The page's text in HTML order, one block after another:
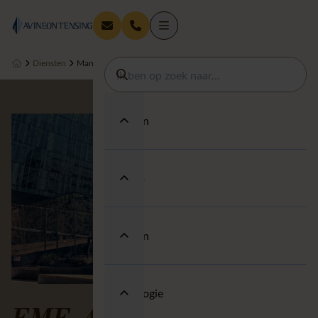
Diensten
Thema's
Sectoren
Technologie
Diensten Managed Services